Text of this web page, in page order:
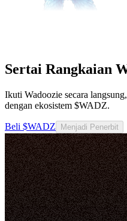
Sertai Rangkaian
Ikuti Wadoozie secara
dengan ekosistem $WADZ.
Beli $WADZ Menjadi Penerbit